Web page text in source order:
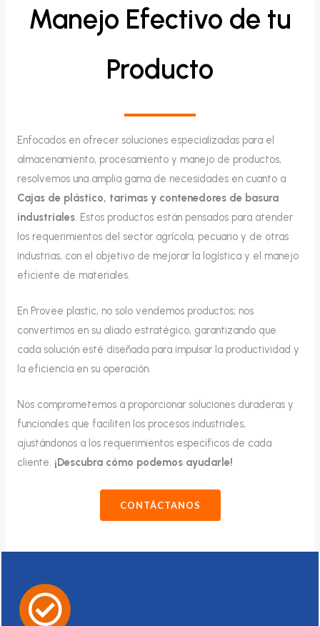
Manejo Efectivo de tu
Producto
Enfocados en ofrecer soluciones especializadas para el
almacenamiento, procesamiento y manejo de productos,
resolvemos una amplia gama de necesidades en cuanto a
Cajas de plástico, tarimas y contenedores de basura
industriales. Estos productos están pensados para atender
los requerimientos del sector agrícola, pecuario y de otras
industrias, con el objetivo de mejorar la logística y el manejo
eficiente de materiales.
En Provee plastic, no solo vendemos productos; nos
convertimos en su aliado estratégico, garantizando que
cada solución esté diseñada para impulsar la productividad y
la eficiencia en su operación.
Nos comprometemos a proporcionar soluciones duraderas y
funcionales que faciliten los procesos industriales,
ajustándonos a los requerimientos específicos de cada
cliente. ¡Descubra cómo podemos ayudarle!
CONTÁCTANOS